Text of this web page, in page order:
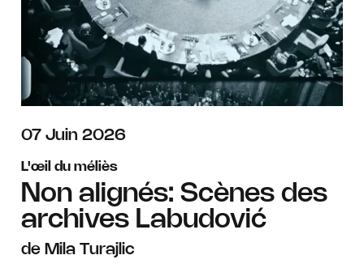
07 juin
Juin 2026
L'œil du méliès
Non alignés: Scènes des
archives Labudović
de Mila Turajlic